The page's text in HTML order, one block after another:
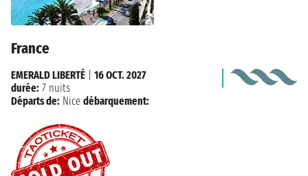
France
EMERALD LIBERTÉ
16 OCT. 2027
durée: 7 nuits
Départs de: Nice débarquement: